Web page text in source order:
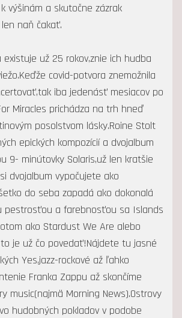
výšinám a skutočne zázrak
naň čakať.
existuje už 25 rokov,znie ich hudba
covid-potvora znemožnila
iba jedenásť mesiacov po
Miracles prichádza na trh hneď
posolstvom lásky.Roine Stolt
epických kompozícií a dvojalbum
9- minútovky Solaris,už len kratšie
dvojalbum vypočujete ako
do seba zapadá ako dokonalá
pestrosťou a farebnosťou sa Islands
ako Stardust We Are alebo
je už čo povedať!Nájdete tu jasné
Yes,jazz-rockové až ľahko
Franka Zappu až skončíme
music(najmä Morning News).Ostrovy
hudobných pokladov v podobe